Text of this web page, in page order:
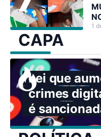
1
CAPA
Lei que
crimes
é